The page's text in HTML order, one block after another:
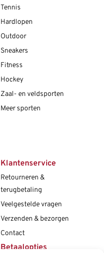
Tennis
Hardlopen
Outdoor
Sneakers
Fitness
Hockey
Zaal- en veldsporten
Meer sporten
Klantenservice
Retourneren &
terugbetaling
Veelgestelde vragen
Verzenden & bezorgen
Contact
Betaalopties